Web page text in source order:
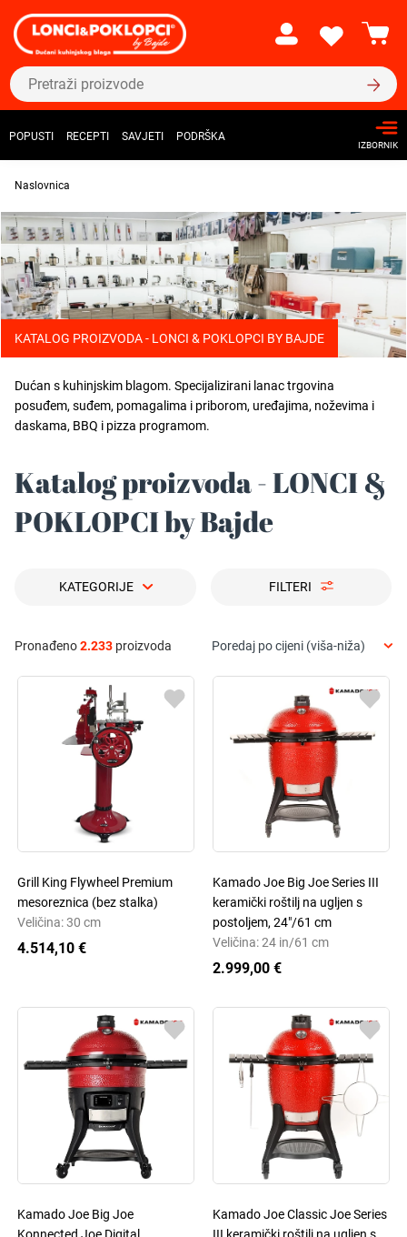
POPUSTI RECEPTI SAVJETI PODRŠKA
IZBORNIK
Naslovnica
KATALOG PROIZVODA - LONCI & POKLOPCI BY BAJDE
Dućan s kuhinjskim blagom. Specijalizirani lanac trgovina
posuđem, suđem, pomagalima i priborom, uređajima, noževima i
daskama, BBQ i pizza programom.
Katalog proizvoda - LONCI &
POKLOPCI by Bajde
KATEGORIJE FILTERI
Pronađeno2.233 proizvoda Poredaj po cijeni (viša-niža)
Grill King Flywheel Premium
mesoreznica (bez stalka)
Veličina: 30 cm
4.514,10 €
Kamado Joe Big Joe Series III
keramički roštilj na ugljen s
postoljem, 24"/61 cm
Veličina: 24 in/61 cm
2.999,00 €
Kamado Joe Big Joe
Konnected Joe Digital
Kamado Joe Classic Joe Series
III keramički roštilj na ugljen s